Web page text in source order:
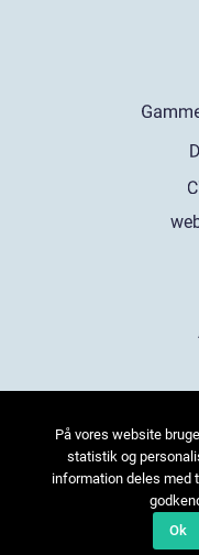
På vores website
statistik og
information deles med
Ok